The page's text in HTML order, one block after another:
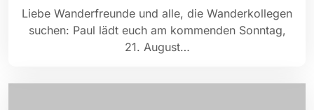
Liebe Wanderfreunde und alle, die Wanderkollegen
suchen: Paul lädt euch am kommenden Sonntag,
21. August…